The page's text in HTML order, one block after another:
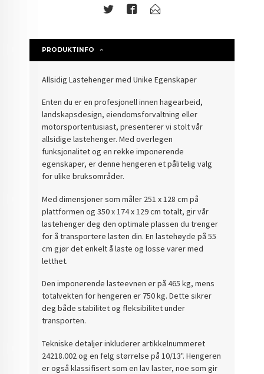
PRODUKTINFO
Allsidig Lastehenger med Unike Egenskaper
Enten du er en profesjonell innen hagearbeid,
landskapsdesign, eiendomsforvaltning eller
motorsportentusiast, presenterer vi stolt vår
allsidige lastehenger. Med overlegen
funksjonalitet og en rekke imponerende
egenskaper, er denne hengeren et pålitelig valg
for ulike bruksområder.
Med dimensjoner som måler 251 x 128 cm på
plattformen og 350 x 174 x 129 cm totalt, gir vår
lastehenger deg den optimale plassen du trenger
for å transportere lasten din. En lastehøyde på 55
cm gjør det enkelt å laste og losse varer med
letthet.
Den imponerende lasteevnen er på 465 kg, mens
totalvekten for hengeren er 750 kg. Dette sikrer
deg både stabilitet og fleksibilitet under
transporten.
Tekniske detaljer inkluderer artikkelnummeret
24218.002 og en felg størrelse på 10/13". Hengeren
er også klassifisert som en lav laster, noe som gir